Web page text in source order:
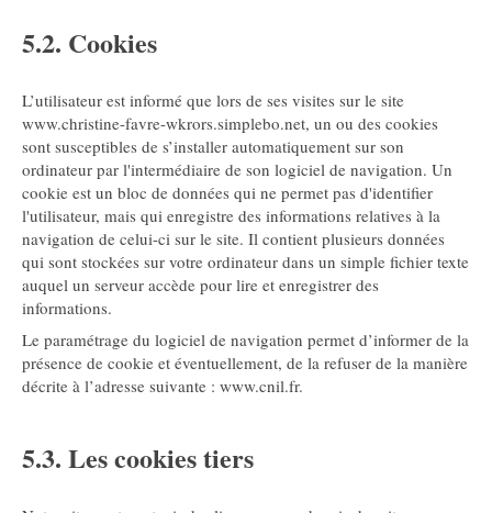
5.2. Cookies
L’utilisateur est informé que lors de ses visites sur le site
www.christine-favre-wkrors.simplebo.net, un ou des cookies
sont susceptibles de s’installer automatiquement sur son
ordinateur par l'intermédiaire de son logiciel de navigation. Un
cookie est un bloc de données qui ne permet pas d'identifier
l'utilisateur, mais qui enregistre des informations relatives à la
navigation de celui-ci sur le site. Il contient plusieurs données
qui sont stockées sur votre ordinateur dans un simple fichier texte
auquel un serveur accède pour lire et enregistrer des
informations.
Le paramétrage du logiciel de navigation permet d’informer de la
présence de cookie et éventuellement, de la refuser de la manière
décrite à l’adresse suivante : www.cnil.fr.
5.3. Les cookies tiers